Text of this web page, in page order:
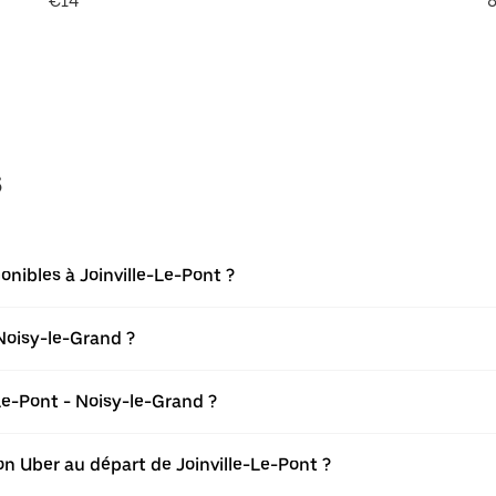
à Joinville-Le-Pont ?
le-Grand ?
Pont - Noisy-le-Grand ?
Uber au départ de Joinville-Le-Pont ?